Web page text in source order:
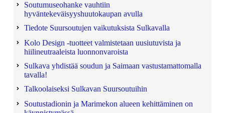
Soutumuseohanke vauhtiin
hyväntekeväisyyshuutokaupan avulla
Tiedote Suursoutujen vaikutuksista Sulkavalla
Kolo Design -tuotteet valmistetaan uusiutuvista ja
hiilineutraaleista luonnonvaroista
Sulkava yhdistää soudun ja Saimaan vastustamattomalla
tavalla!
Talkoolaiseksi Sulkavan Suursoutuihin
Soutustadionin ja Marimekon alueen kehittäminen on